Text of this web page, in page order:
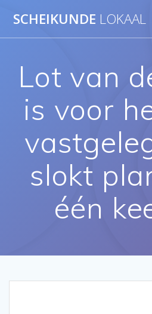
naar
SCHEIKUNDE LOKAAL
Lot van
is voor
slokt
één